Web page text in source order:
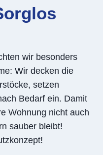
wir besonders
Wir decken die
setzen
Bedarf ein. Damit
Wohnung nicht auch
sauber bleibt!